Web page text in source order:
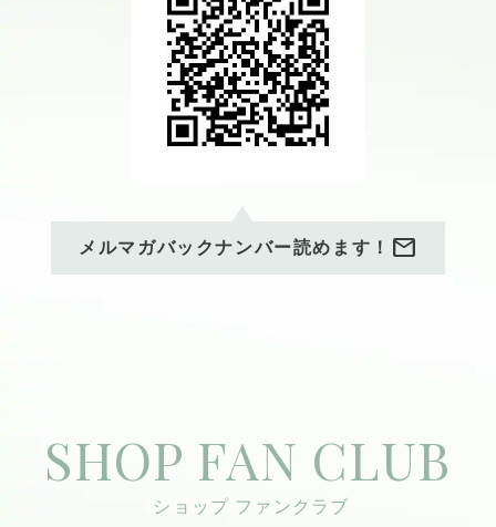
メルマガバックナンバー読めます！ mail
SHOP FAN CLUB